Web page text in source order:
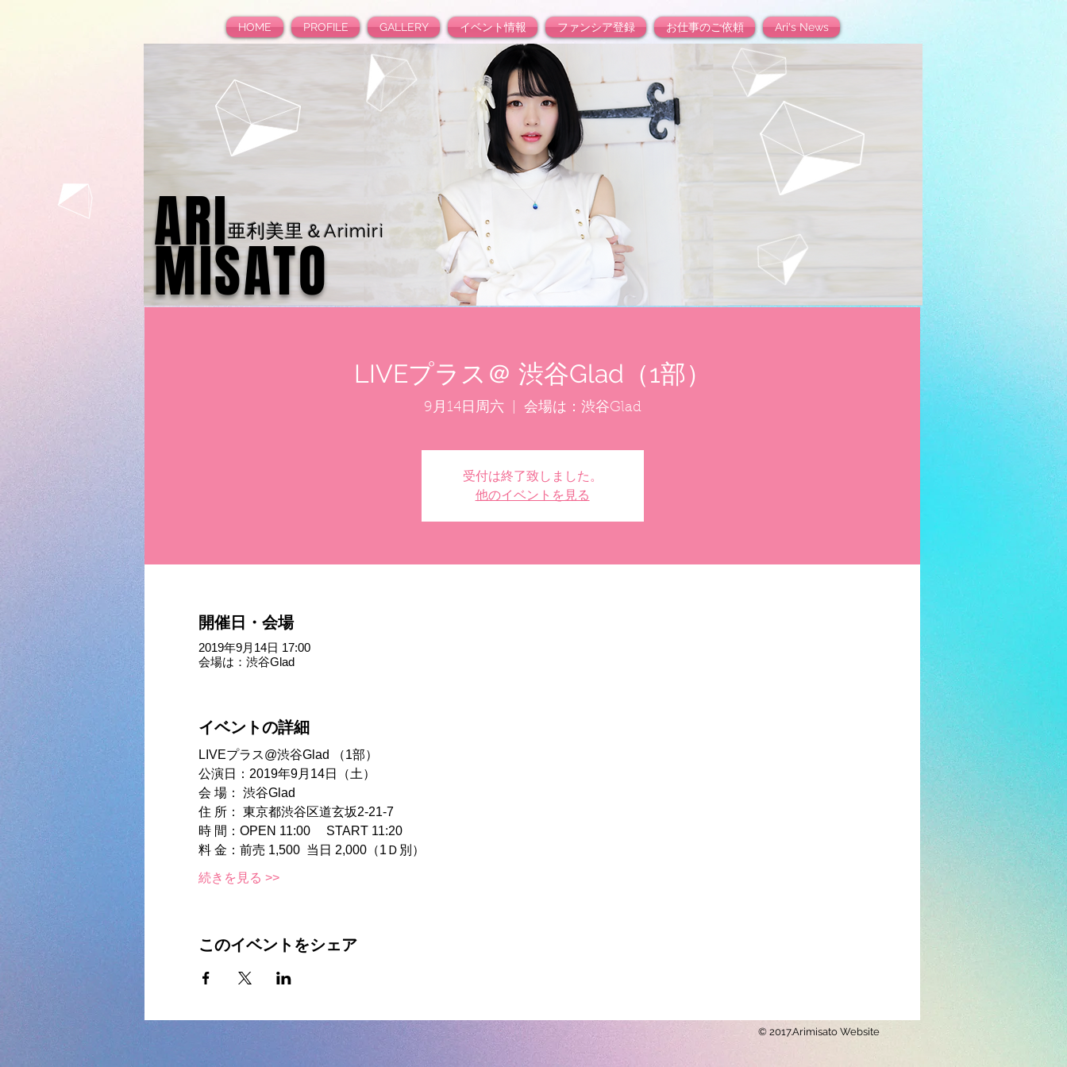
HOME PROFILE GALLERY イベント情報 ファンシア登録 お仕事のご依頼 Ari's News
ARI
MISATO
亜利美里＆Arimiri
LIVEプラス＠ 渋谷Glad（1部）
9月14日周六
  |
会場は：渋谷Glad
受付は終了致しました。
他のイベントを見る
開催日・会場
2019年9月14日 17:00
会場は：渋谷Glad
イベントの詳細
LIVEプラス@渋谷Glad （1部）
公演日：2019年9月14日（土）
会 場： 渋谷Glad
住 所： 東京都渋谷区道玄坂2-21-7
時 間：OPEN 11:00 　START 11:20
料 金：前売 1,500  当日 2,000（1Ｄ別）
続きを見る >>
このイベントをシェア
© 2017.Arimisato Website